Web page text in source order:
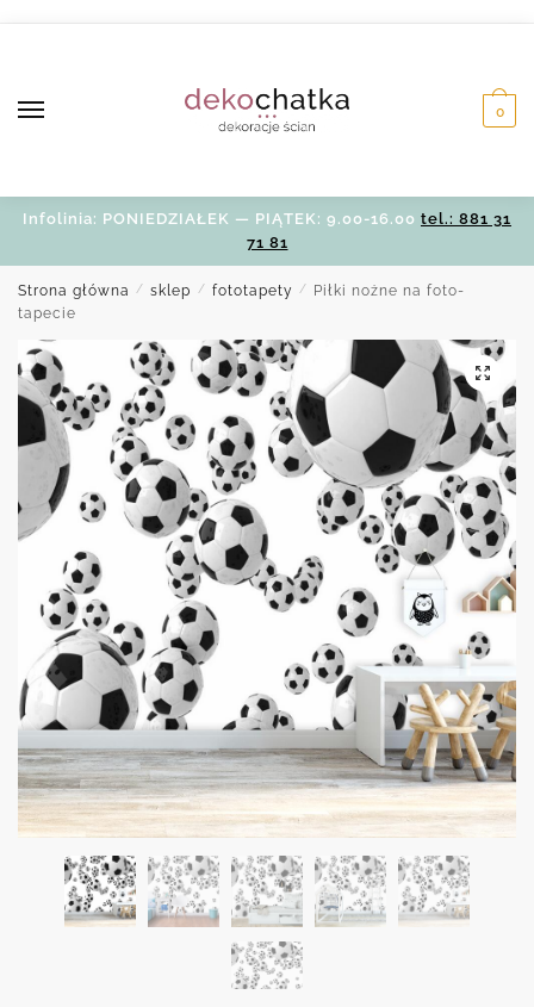
0
Infolinia: PONIEDZIAŁEK — PIĄTEK: 9.00-16.00 tel.: 881 31
71 81
Strona główna / sklep / fototapety /
Piłki nożne na foto-
tapecie